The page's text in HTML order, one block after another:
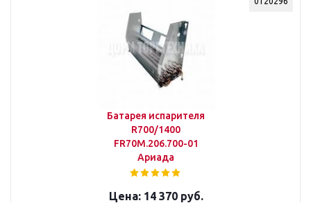
Батарея испарителя
R700/1400
FR70M.206.700-01
Ариада
14 370 руб.